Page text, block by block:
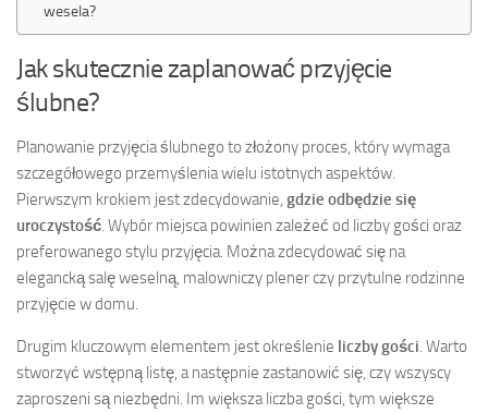
wesela?
Jak skutecznie zaplanować przyjęcie
ślubne?
Planowanie przyjęcia ślubnego to złożony proces, który wymaga
szczegółowego przemyślenia wielu istotnych aspektów.
Pierwszym krokiem jest zdecydowanie, gdzie odbędzie się
uroczystość. Wybór miejsca powinien zależeć od liczby gości oraz
preferowanego stylu przyjęcia. Można zdecydować się na
elegancką salę weselną, malowniczy plener czy przytulne rodzinne
przyjęcie w domu.
Drugim kluczowym elementem jest określenie liczby gości. Warto
stworzyć wstępną listę, a następnie zastanowić się, czy wszyscy
zaproszeni są niezbędni. Im większa liczba gości, tym większe